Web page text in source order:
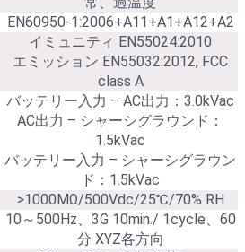
EN60950-1:2006+A11+A1+A12+A2
イミュニティ EN55024:2010
エミッション EN55032:2012, FCC
class A
バッテリー入力 – AC出力：3.0kVac
AC出力 – シャーシグラウンド：
1.5kVac
バッテリー入力 – シャーシグラウン
ド：1.5kVac
>1000MΩ/500Vdc/25℃/70% RH
10～500Hz、3G 10min./ 1cycle、60
分 XYZ各方向